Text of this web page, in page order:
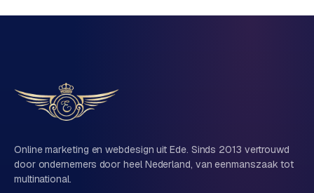
Vertel ons over je project
Naam
Bedrijfsnaam
Online marketing en webdesign uit Ede. Sinds 2013 vertrouwd
door ondernemers door heel Nederland, van eenmanszaak tot
multinational.